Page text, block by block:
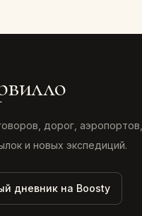
дорог, аэропортов,
и новых экспедиций.
дневник на Boosty